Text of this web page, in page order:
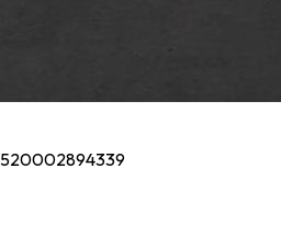
520002894339